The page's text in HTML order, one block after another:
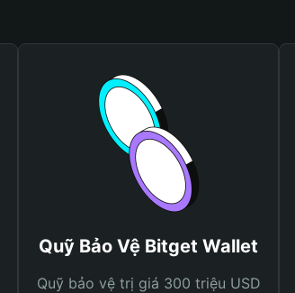
Quỹ Bảo Vệ Bitget Wallet
Quỹ bảo vệ trị giá 300 triệu USD